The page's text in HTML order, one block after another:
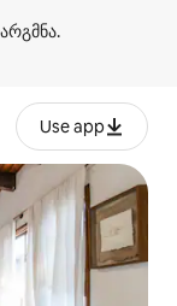
Use app